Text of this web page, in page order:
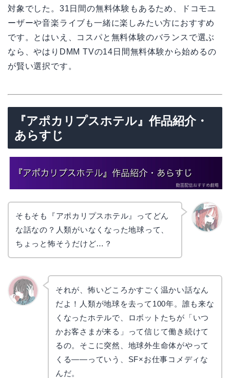
対象でした。31日間の無料体験もあるため、ドコモユ
ーザーや音楽ライブも一緒に楽しみたい方におすすめ
です。とはいえ、コスパと無料体験のバランスで選ぶ
なら、やはりDMM TVの14日間無料体験から始めるの
が賢い選択です。
『アポカリプスホテル』作品紹介・
あらすじ
そもそも『アポカリプスホテル』ってどん
な話なの？人類がいなくなった地球って、
ちょっと怖そうだけど…？
それが、怖いどころかすごく温かい話なん
だよ！人類が地球を去って100年。誰も来な
くなったホテルで、ロボットたちが「いつ
かお客さまが来る」って信じて働き続けて
るの。そこに突然、地球外生命体がやって
くる――っていう、SF×お仕事コメディな
んだ。